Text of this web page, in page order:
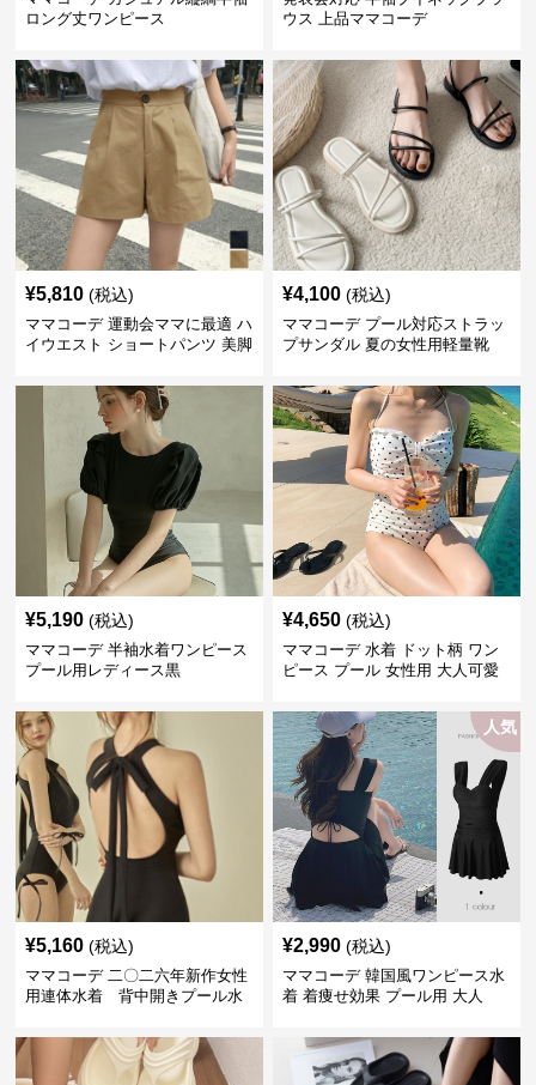
ロング丈ワンピース
ウス 上品ママコーデ
¥5,810 (税込)
ママコーデ 運動会ママに最適 ハ
イウエスト ショートパンツ 美脚
¥4,100 (税込)
ママコーデ プール対応ストラッ
プサンダル 夏の女性用軽量靴
¥5,190 (税込)
ママコーデ 半袖水着ワンピース
プール用レディース黒
¥4,650 (税込)
ママコーデ 水着 ドット柄 ワン
ピース プール 女性用 大人可愛
¥5,160 (税込)
ママコーデ 二〇二六年新作女性
用連体水着 背中開きプール水
人気
¥2,990 (税込)
ママコーデ 韓国風ワンピース水
着 着痩せ効果 プール用 大人